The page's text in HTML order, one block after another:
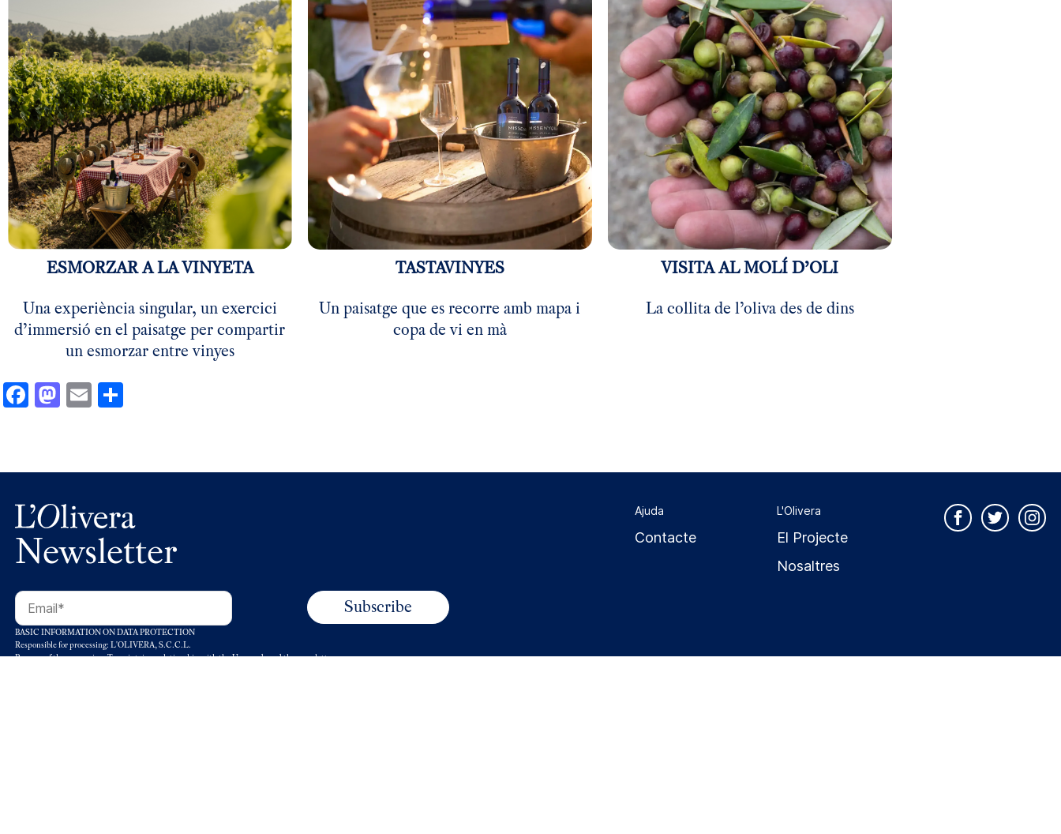
ESMORZAR A LA VINYETA
Una experiència singular, un exercici
d’immersió en el paisatge per compartir
un esmorzar entre vinyes
TASTAVINYES
Un paisatge que es recorre amb mapa i
copa de vi en mà
VISITA AL MOLÍ D’OLI
La collita de l’oliva des de dins
Facebook
Mastodon
Email
Newsletter
BASIC INFORMATION ON DATA PROTECTION
Responsible for processing: L'OLIVERA, S.C.C.L.
Purpose of the processing: To maintain a relationship with the User and send the newsletter.
Ajuda
Contacte
L'Olivera
El Projecte
Nosaltres